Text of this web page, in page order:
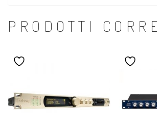
PRODOTTI